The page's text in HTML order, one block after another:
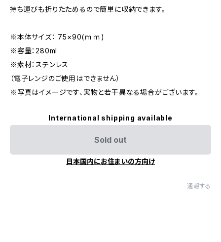
持ち運びも折りたためるので簡単に収納できます。
※本体サイズ： 75×90(ｍｍ)
※容量：280ml
※素材：ステンレス
（電子レンジのご使用はできません）
※写真はイメージです、実物と若干異なる場合がございます。
International shipping available
Sold out
日本国内にお住まいの方向け
通報する